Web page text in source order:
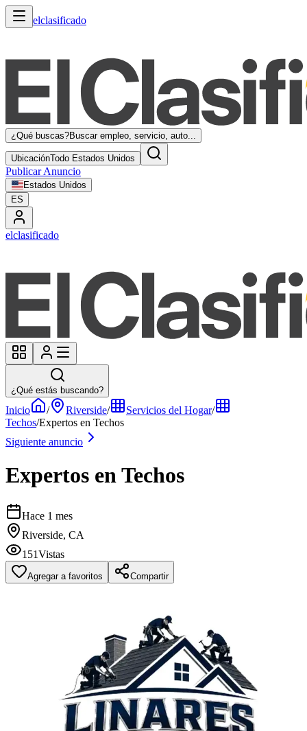
elclasificado
¿Qué buscas?Buscar empleo, servicio, auto...
UbicaciónTodo Estados Unidos
Publicar Anuncio
Estados Unidos
ES
elclasificado
¿Qué estás buscando?
Inicio / Riverside/ Servicios del Hogar/
Techos/Expertos en Techos
Siguiente anuncio
Expertos en Techos
Hace 1 mes
Riverside, CA
151Vistas
Agregar a favoritos Compartir